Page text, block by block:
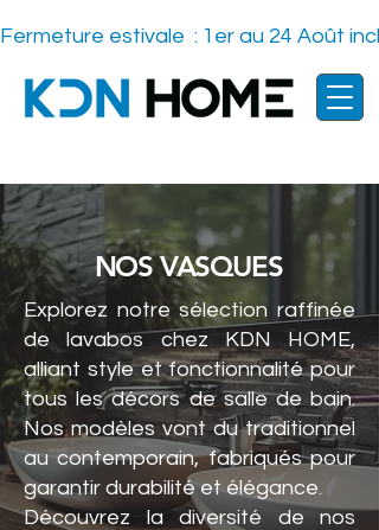
Fermeture estivale  : 1er au 24 Août
NOS VASQUES
Explorez notre sélection raffinée
de lavabos chez KDN HOME,
alliant style et fonctionnalité pour
tous les décors de salle de bain.
Nos modèles vont du traditionnel
au contemporain, fabriqués pour
garantir durabilité et élégance.
Découvrez la diversité de nos